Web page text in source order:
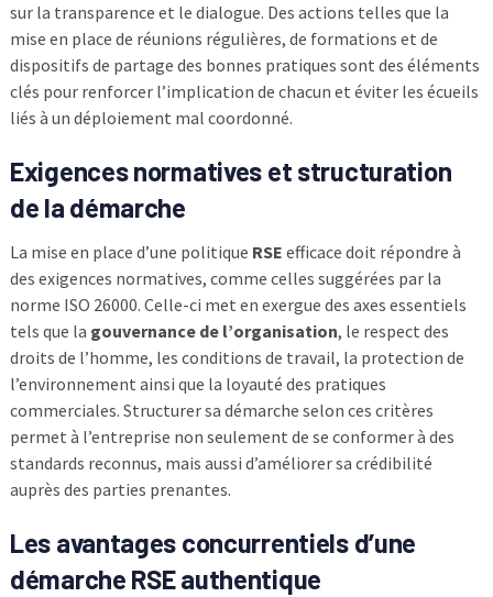
sur la transparence et le dialogue. Des actions telles que la
mise en place de réunions régulières, de formations et de
dispositifs de partage des bonnes pratiques sont des éléments
clés pour renforcer l’implication de chacun et éviter les écueils
liés à un déploiement mal coordonné.
Exigences normatives et structuration
de la démarche
La mise en place d’une politique RSE efficace doit répondre à
des exigences normatives, comme celles suggérées par la
norme ISO 26000. Celle-ci met en exergue des axes essentiels
tels que la gouvernance de l’organisation, le respect des
droits de l’homme, les conditions de travail, la protection de
l’environnement ainsi que la loyauté des pratiques
commerciales. Structurer sa démarche selon ces critères
permet à l’entreprise non seulement de se conformer à des
standards reconnus, mais aussi d’améliorer sa crédibilité
auprès des parties prenantes.
Les avantages concurrentiels d’une
démarche RSE authentique